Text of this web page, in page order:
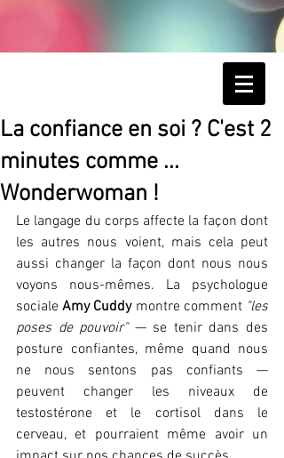
La confiance en soi ? C'est 2
minutes comme ...
Wonderwoman !
Le langage du corps affecte la façon dont
les autres nous voient, mais cela peut
aussi changer la façon dont nous nous
voyons nous-mêmes. La psychologue
sociale Amy Cuddy montre comment "les
poses de pouvoir" — se tenir dans des
posture confiantes, même quand nous
ne nous sentons pas confiants —
peuvent changer les niveaux de
testostérone et le cortisol dans le
cerveau, et pourraient même avoir un